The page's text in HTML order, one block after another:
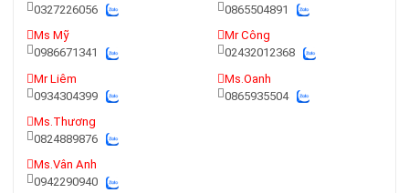
0327226056
Ms Mỹ
0986671341
Mr Liêm
0934304399
Ms.Thương
0824889876
Ms.Vân Anh
0942290940
0865504891
Mr Công
02432012368
Ms.Oanh
0865935504